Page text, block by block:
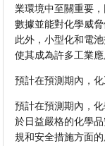
業環境中至關重要
數據並能對化學威
此外，小型化和電
使其成為許多工業應
預計在預測期內，
預計在預測期內，
於日益嚴格的化學
規和安全措施方面